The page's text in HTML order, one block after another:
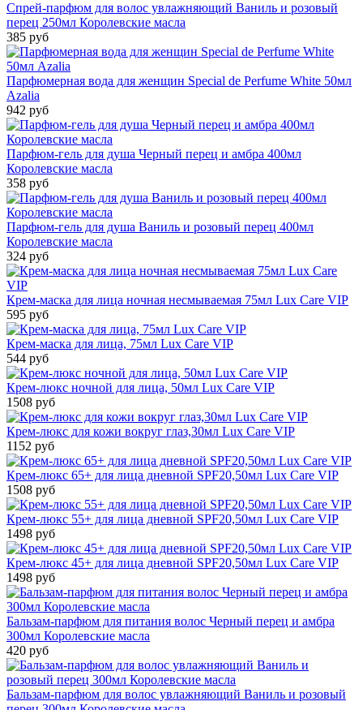
Спрей-парфюм для волос увлажняющий Ваниль и розовый
перец 250мл Королевские масла
385 руб
Парфюмерная вода для женщин Special de Perfume White 50мл
Azalia
942 руб
Парфюм-гель для душа Черный перец и амбра 400мл
Королевские масла
358 руб
Парфюм-гель для душа Ваниль и розовый перец 400мл
Королевские масла
324 руб
Крем-маска для лица ночная несмываемая 75мл Lux Care VIP
595 руб
Крем-маска для лица, 75мл Lux Care VIP
544 руб
Крем-люкс ночной для лица, 50мл Lux Care VIP
1508 руб
Крем-люкс для кожи вокруг глаз,30мл Lux Care VIP
1152 руб
Крем-люкс 65+ для лица дневной SPF20,50мл Lux Care VIP
1508 руб
Крем-люкс 55+ для лица дневной SPF20,50мл Lux Care VIP
1498 руб
Крем-люкс 45+ для лица дневной SPF20,50мл Lux Care VIP
1498 руб
Бальзам-парфюм для питания волос Черный перец и амбра
300мл Королевские масла
420 руб
Бальзам-парфюм для волос увлажняющий Ваниль и розовый